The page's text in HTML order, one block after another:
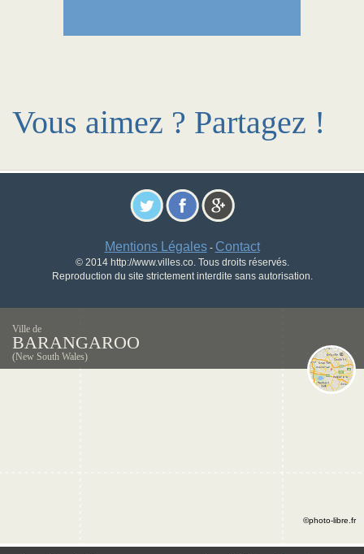
Vous aimez ? Partagez !
Mentions Légales- Contact
© 2014 http://www.villes.co. Tous droits réservés.
Reproduction du site strictement interdite sans autorisation.
Ville de
BARANGAROO
(New South Wales)
©photo-libre.fr